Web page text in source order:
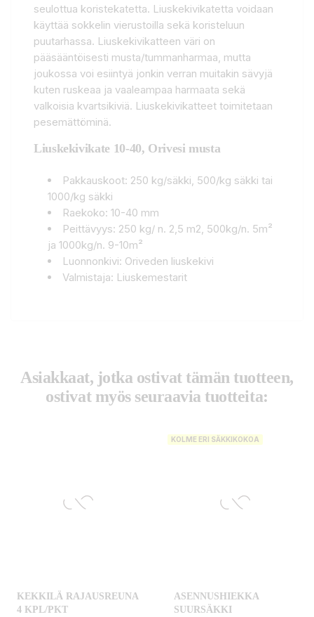
seulottua koristekatetta. Liuskekivikatetta voidaan
käyttää sokkelin vierustoilla sekä koristeluun
puutarhassa. Liuskekivikatteen väri on
pääsääntöisesti musta/tummanharmaa, mutta
joukossa voi esiintyä jonkin verran muitakin sävyjä
kuten ruskeaa ja vaaleampaa harmaata sekä
valkoisia kvartsikiviä. Liuskekivikatteet toimitetaan
pesemättöminä.
Liuskekivikate 10-40, Orivesi musta
Pakkauskoot: 250 kg/säkki, 500/kg säkki tai
1000/kg säkki
Raekoko: 10-40 mm
Peittävyys: 250 kg/ n. 2,5 m2, 500kg/n. 5m²
ja 1000kg/n. 9-10m²
Luonnonkivi: Oriveden liuskekivi
Valmistaja: Liuskemestarit
Asiakkaat, jotka ostivat tämän tuotteen,
ostivat myös seuraavia tuotteita:
KEKKILÄ RAJAUSREUNA
4 KPL/PKT
KOLME ERI SÄKKIKOKOA
ASENNUSHIEKKA
SUURSÄKKI